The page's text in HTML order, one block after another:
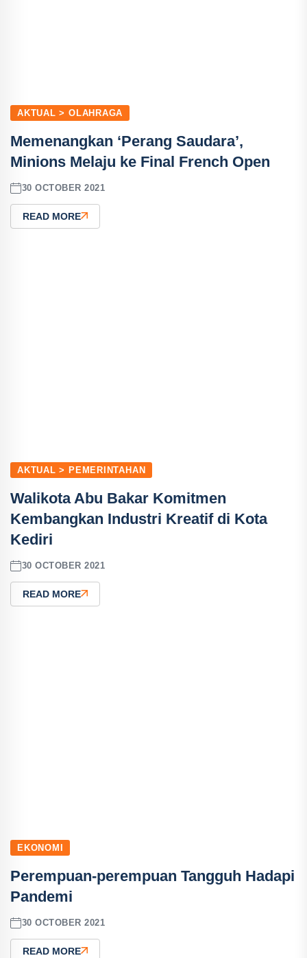
AKTUAL > OLAHRAGA
Memenangkan ‘Perang Saudara’,
Minions Melaju ke Final French Open
30 OCTOBER 2021
READ MORE
AKTUAL > PEMERINTAHAN
Walikota Abu Bakar Komitmen
Kembangkan Industri Kreatif di Kota
Kediri
30 OCTOBER 2021
READ MORE
EKONOMI
Perempuan-perempuan Tangguh Hadapi
Pandemi
30 OCTOBER 2021
READ MORE